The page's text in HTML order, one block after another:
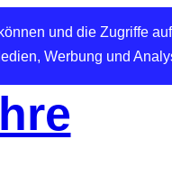
und die Zugriffe
Werbung und